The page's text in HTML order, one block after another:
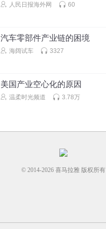
人民日报海外网 60
汽车零部件产业链的困境
海阔试车 3327
美国产业空心化的原因
温柔时光频道 3.78万
© 2014-2026 喜马拉雅 版权所有